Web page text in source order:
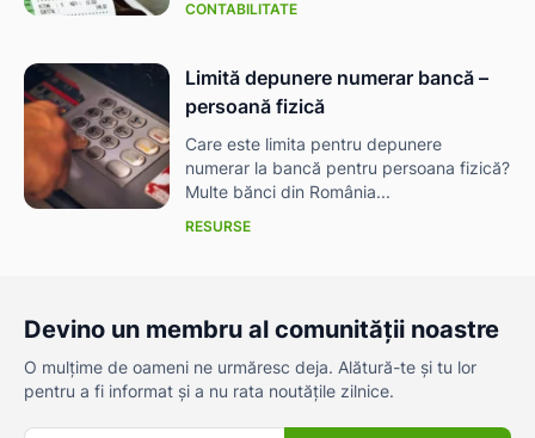
CONTABILITATE
Limită depunere numerar bancă –
persoană fizică
Care este limita pentru depunere
numerar la bancă pentru persoana fizică?
Multe bănci din România...
RESURSE
Devino un membru al comunității noastre
O mulțime de oameni ne urmăresc deja. Alătură-te și tu lor
pentru a fi informat și a nu rata noutățile zilnice.